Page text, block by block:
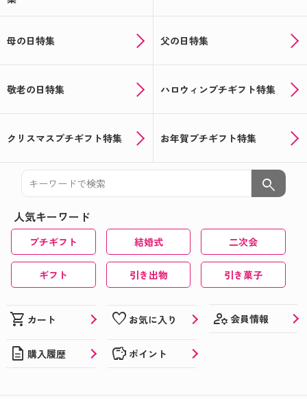
母の日特集 父の日特集
敬老の日特集 ハロウィンプチギフト特集
クリスマスプチギフト特集 お年賀プチギフト特集
search
人気キーワード
プチギフト 結婚式 二次会
ギフト 引き出物 引き菓子
shopping_cart カート favorite お気に入り manage_accounts 会員情報
description 購入履歴 savings ポイント